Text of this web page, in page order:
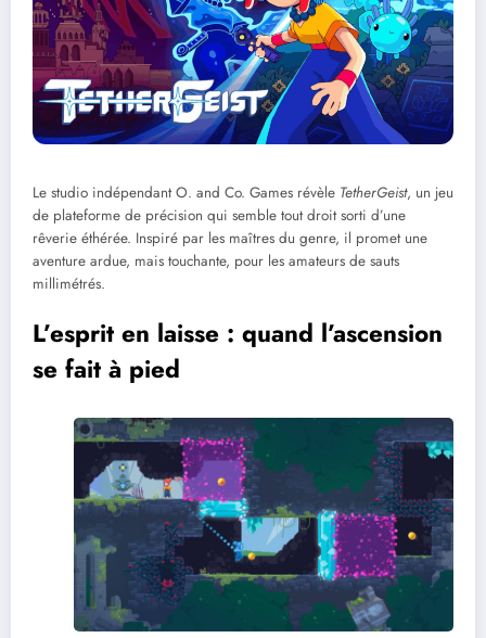
Le studio indépendant O. and Co. Games révèle TetherGeist, un jeu
de plateforme de précision qui semble tout droit sorti d’une
rêverie éthérée. Inspiré par les maîtres du genre, il promet une
aventure ardue, mais touchante, pour les amateurs de sauts
millimétrés.
L’esprit en laisse : quand l’ascension
se fait à pied